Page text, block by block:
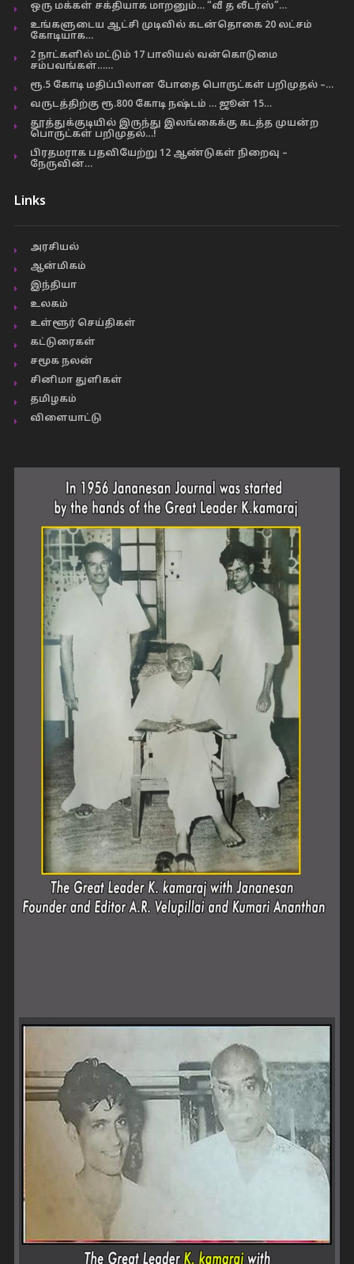
ஒரு மக்கள் சக்தியாக மாறனும்… “வீ த லீடர்ஸ்”…
உங்களுடைய ஆட்சி முடிவில் கடன்தொகை 20 லட்சம்
கோடியாக…
2 நாட்களில் மட்டும் 17 பாலியல் வன்கொடுமை
சம்பவங்கள்……
ரூ.5 கோடி மதிப்பிலான போதை பொருட்கள் பறிமுதல் –…
வருடத்திற்கு ரூ.800 கோடி நஷ்டம் … ஜூன் 15…
தூத்துக்குடியில் இருந்து இலங்கைக்கு கடத்த முயன்ற
பொருட்கள் பறிமுதல்…!
பிரதமராக பதவியேற்று 12 ஆண்டுகள் நிறைவு –
நேருவின்…
Links
அரசியல்
ஆன்மிகம்
இந்தியா
உலகம்
உள்ளூர் செய்திகள்
கட்டுரைகள்
சமூக நலன்
சினிமா துளிகள்
தமிழகம்
விளையாட்டு